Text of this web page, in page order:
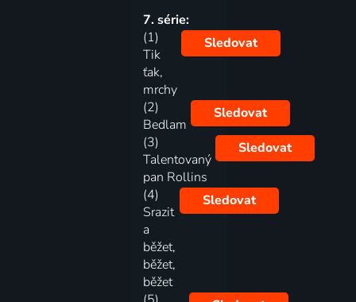
7. série:
(1)
Tik
ťak,
mrchy
Sledovat
(2)
Bedlam
Sledovat
(3)
Talentovaný
pan Rollins
Sledovat
(4)
Srazit
a
běžet,
běžet,
běžet
Sledovat